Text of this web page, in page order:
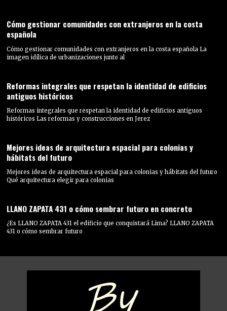
Cómo gestionar comunidades con extranjeros en la costa
española
Cómo gestionar comunidades con extranjeros en la costa española La
imagen idílica de urbanizaciones junto al
Reformas integrales que respetan la identidad de edificios
antiguos históricos
Reformas integrales que respetan la identidad de edificios antiguos
históricos Las reformas y construcciones en Jerez
Mejores ideas de arquitectura espacial para colonias y
hábitats del futuro
Mejores ideas de arquitectura espacial para colonias y hábitats del futuro
Qué arquitectura elegir para colonias
LLANO ZAPATA 431 o cómo sembrar futuro en concreto
¿Es LLANO ZAPATA 431 el edificio que conquistará Lima? LLANO ZAPATA
431 o cómo sembrar futuro